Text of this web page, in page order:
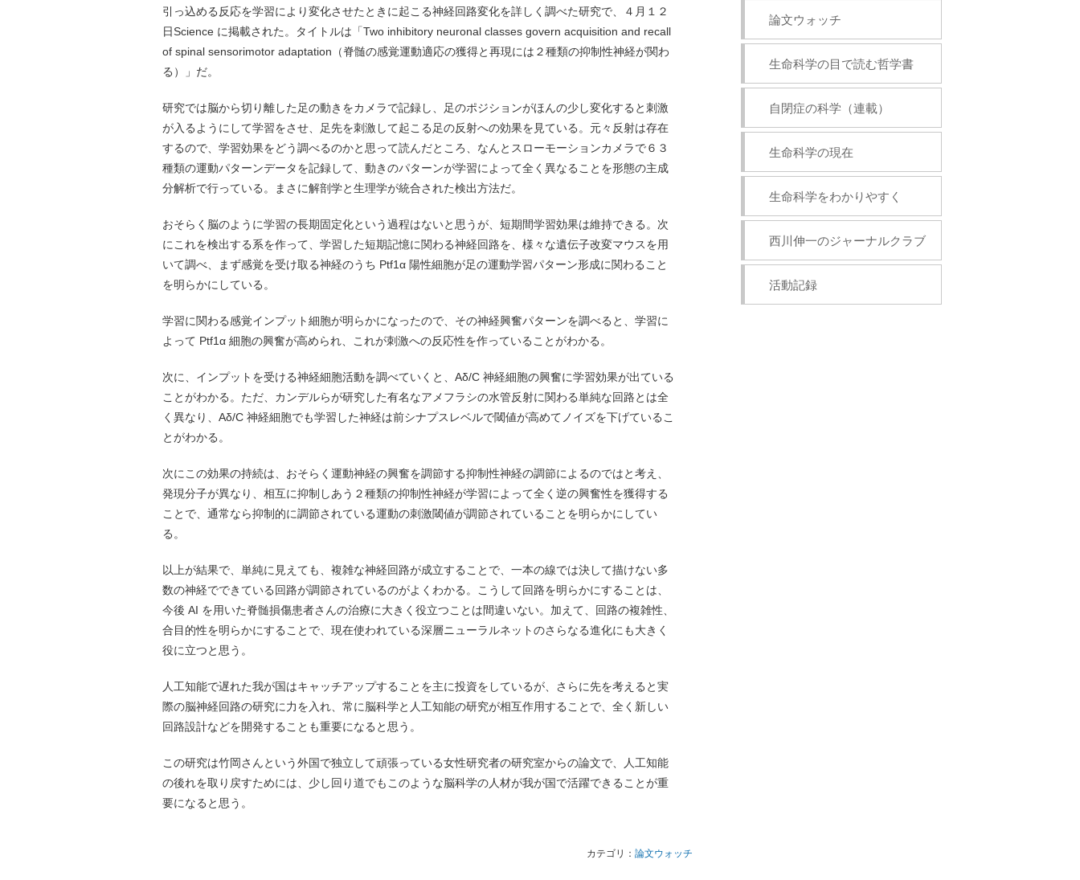
引っ込める反応を学習により変化させたときに起こる神経回路変化を詳しく調べた研究で、４月１２
日Science に掲載された。タイトルは「Two inhibitory neuronal classes govern acquisition and recall
of spinal sensorimotor adaptation（脊髄の感覚運動適応の獲得と再現には２種類の抑制性神経が関わ
る）」だ。
研究では脳から切り離した足の動きをカメラで記録し、足のポジションがほんの少し変化すると刺激
が入るようにして学習をさせ、足先を刺激して起こる足の反射への効果を見ている。元々反射は存在
するので、学習効果をどう調べるのかと思って読んだところ、なんとスローモーションカメラで６３
種類の運動パターンデータを記録して、動きのパターンが学習によって全く異なることを形態の主成
分解析で行っている。まさに解剖学と生理学が統合された検出方法だ。
おそらく脳のように学習の長期固定化という過程はないと思うが、短期間学習効果は維持できる。次
にこれを検出する系を作って、学習した短期記憶に関わる神経回路を、様々な遺伝子改変マウスを用
いて調べ、まず感覚を受け取る神経のうち Ptf1α 陽性細胞が足の運動学習パターン形成に関わること
を明らかにしている。
学習に関わる感覚インプット細胞が明らかになったので、その神経興奮パターンを調べると、学習に
よって Ptf1α 細胞の興奮が高められ、これが刺激への反応性を作っていることがわかる。
次に、インプットを受ける神経細胞活動を調べていくと、Aδ/C 神経細胞の興奮に学習効果が出ている
ことがわかる。ただ、カンデルらが研究した有名なアメフラシの水管反射に関わる単純な回路とは全
く異なり、Aδ/C 神経細胞でも学習した神経は前シナプスレベルで閾値が高めてノイズを下げているこ
とがわかる。
次にこの効果の持続は、おそらく運動神経の興奮を調節する抑制性神経の調節によるのではと考え、
発現分子が異なり、相互に抑制しあう２種類の抑制性神経が学習によって全く逆の興奮性を獲得する
ことで、通常なら抑制的に調節されている運動の刺激閾値が調節されていることを明らかにしてい
る。
以上が結果で、単純に見えても、複雑な神経回路が成立することで、一本の線では決して描けない多
数の神経でできている回路が調節されているのがよくわかる。こうして回路を明らかにすることは、
今後 AI を用いた脊髄損傷患者さんの治療に大きく役立つことは間違いない。加えて、回路の複雑性、
合目的性を明らかにすることで、現在使われている深層ニューラルネットのさらなる進化にも大きく
役に立つと思う。
人工知能で遅れた我が国はキャッチアップすることを主に投資をしているが、さらに先を考えると実
際の脳神経回路の研究に力を入れ、常に脳科学と人工知能の研究が相互作用することで、全く新しい
回路設計などを開発することも重要になると思う。
この研究は竹岡さんという外国で独立して頑張っている女性研究者の研究室からの論文で、人工知能
の後れを取り戻すためには、少し回り道でもこのような脳科学の人材が我が国で活躍できることが重
要になると思う。
カテゴリ： 論文ウォッチ
論文ウォッチ
生命科学の目で読む哲学書
自閉症の科学（連載）
生命科学の現在
生命科学をわかりやすく
西川伸一のジャーナルクラブ
活動記録